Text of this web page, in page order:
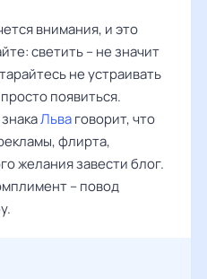
внимания, и это
светить – не значит
не устраивать
появиться.
Льваговорит, что
флирта,
желания завести блог.
– повод